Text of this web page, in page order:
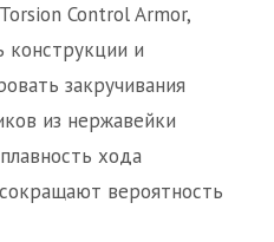
Control Armor,
и
закручивания
из нержавейки
хода
вероятность